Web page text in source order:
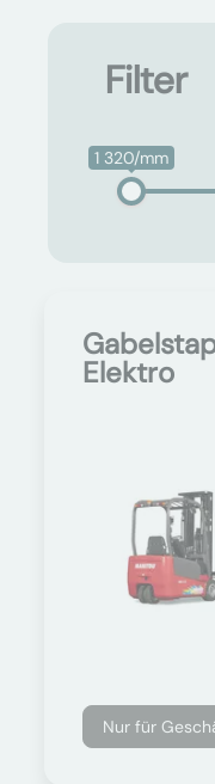
Filter
1 320/mm
Elektro
Nur für